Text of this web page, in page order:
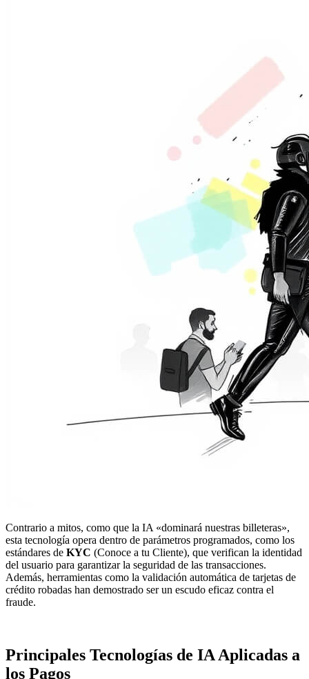
Contrario a mitos, como que la IA «dominará nuestras billeteras»,
esta tecnología opera dentro de parámetros programados, como los
estándares de KYC (Conoce a tu Cliente), que verifican la identidad
del usuario para garantizar la seguridad de las transacciones.
Además, herramientas como la validación automática de tarjetas de
crédito robadas han demostrado ser un escudo eficaz contra el
fraude.
Principales Tecnologías de IA Aplicadas a
los Pagos